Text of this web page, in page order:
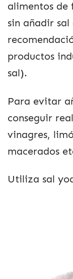
alimentos de
sin añadir
productos
sal).
Para evitar
conseguir
vinagres,
macerados
Utiliza sal